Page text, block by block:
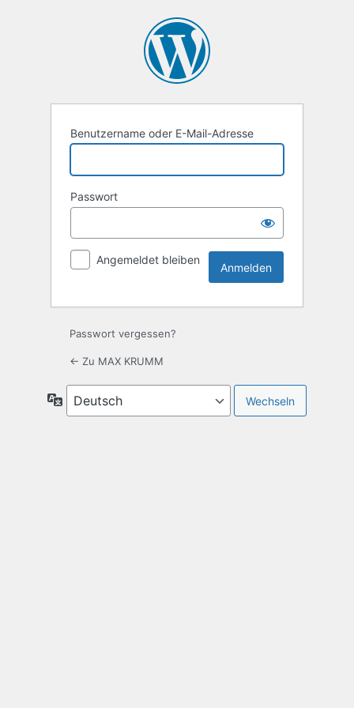
Benutzername oder E-Mail-Adresse
Passwort
Angemeldet bleiben
Passwort vergessen?
← Zu MAX KRUMM
Sprache